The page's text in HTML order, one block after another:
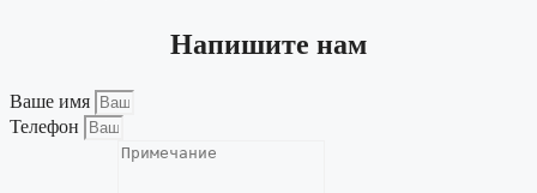
Напишите нам
Ваше имя
Телефон